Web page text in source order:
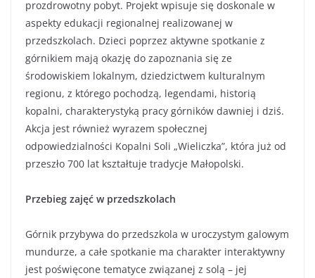
prozdrowotny pobyt. Projekt wpisuje się doskonale w
aspekty edukacji regionalnej realizowanej w
przedszkolach. Dzieci poprzez aktywne spotkanie z
górnikiem mają okazję do zapoznania się ze
środowiskiem lokalnym, dziedzictwem kulturalnym
regionu, z którego pochodzą, legendami, historią
kopalni, charakterystyką pracy górników dawniej i dziś.
Akcja jest również wyrazem społecznej
odpowiedzialności Kopalni Soli „Wieliczka”, która już od
przeszło 700 lat kształtuje tradycje Małopolski.
Przebieg zajęć w przedszkolach
Górnik przybywa do przedszkola w uroczystym galowym
mundurze, a całe spotkanie ma charakter interaktywny
jest poświęcone tematyce związanej z solą – jej